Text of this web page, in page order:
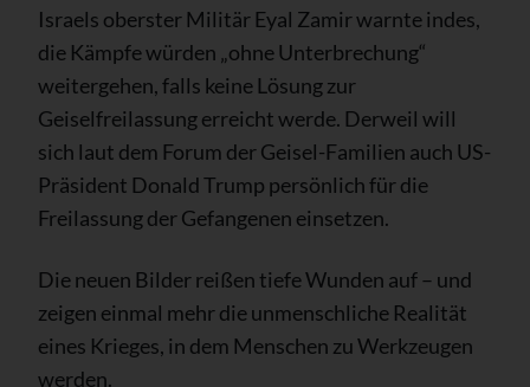
Israels oberster Militär Eyal Zamir warnte indes,
die Kämpfe würden „ohne Unterbrechung“
weitergehen, falls keine Lösung zur
Geiselfreilassung erreicht werde. Derweil will
sich laut dem Forum der Geisel-Familien auch US-
Präsident Donald Trump persönlich für die
Freilassung der Gefangenen einsetzen.
Die neuen Bilder reißen tiefe Wunden auf – und
zeigen einmal mehr die unmenschliche Realität
eines Krieges, in dem Menschen zu Werkzeugen
werden.